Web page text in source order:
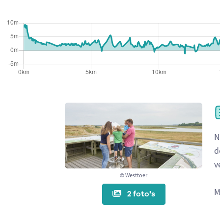
© Westtoer
2 foto's